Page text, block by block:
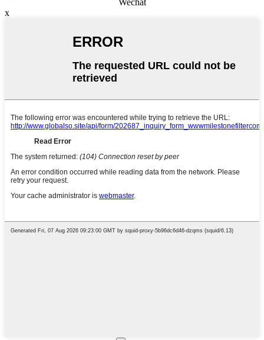
Wechat
x